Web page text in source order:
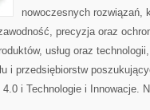
nowoczesnych rozwiązań,
precyzja oraz
usług oraz
i przedsiębiorstw
i Technologie i Innowacje.